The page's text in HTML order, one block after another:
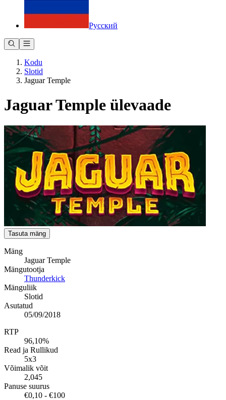
Русский
Kodu
Slotid
Jaguar Temple
Jaguar Temple ülevaade
Tasuta mäng
Mäng
Jaguar Temple
Mängutootja
Thunderkick
Mänguliik
Slotid
Asutatud
05/09/2018
RTP
96,10%
Read ja Rullikud
5x3
Võimalik võit
2,045
Panuse suurus
€0,10 - €100